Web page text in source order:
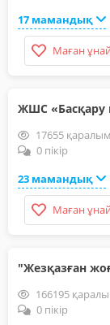
17 мамандық
Маған
ЖШС «Басқару
17655 қаралым
0 пікір
23 мамандық
Маған
"Жезқазған
166195
0 пікір